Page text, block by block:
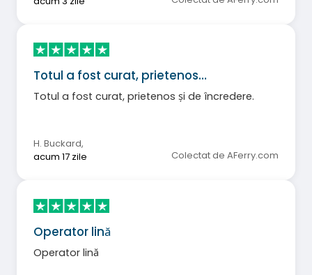
Totul a fost curat, prietenos…
Totul a fost curat, prietenos și de încredere.
H. Buckard,
acum 17 zile
Colectat de AFerry.com
Operator lină
Operator lină